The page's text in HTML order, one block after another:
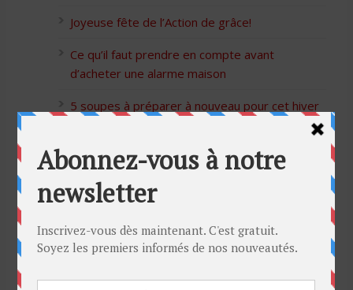
Joyeuse fête de l’Action de grâce!
Ce qu’il faut prendre en compte avant
d’acheter une alarme maison
5 soupes à préparer à nouveau pour cet hiver
5 idées cadeaux Moulinex pour votre mère
pour l’Action de Grâce
Blague de café: Une femme infidèle trompe
son mari